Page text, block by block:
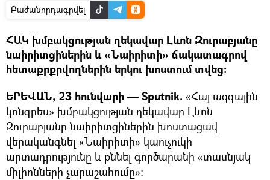
Բաժանորդագրվել
ՀԱԿ խմբակցության ղեկավար Լևոն Զուրաբյանը
նաիրիտցիներին և «Նաիրիտի» ճակատագրով
հետաքրքրվողներին երկու խոստում տվեց։
ԵՐԵՎԱՆ, 23 հունվարի — Sputnik. «Հայ ազգային
կոնգրես» խմբակցության ղեկավար Լևոն
Զուրաբյանը նաիրիտցիներին խոստացավ
վերականգնել «Նաիրիտի» կաուչուկի
արտադրությունը և քննել գործարանի «տասնյակ
միլիոնների չարաշահումը»։